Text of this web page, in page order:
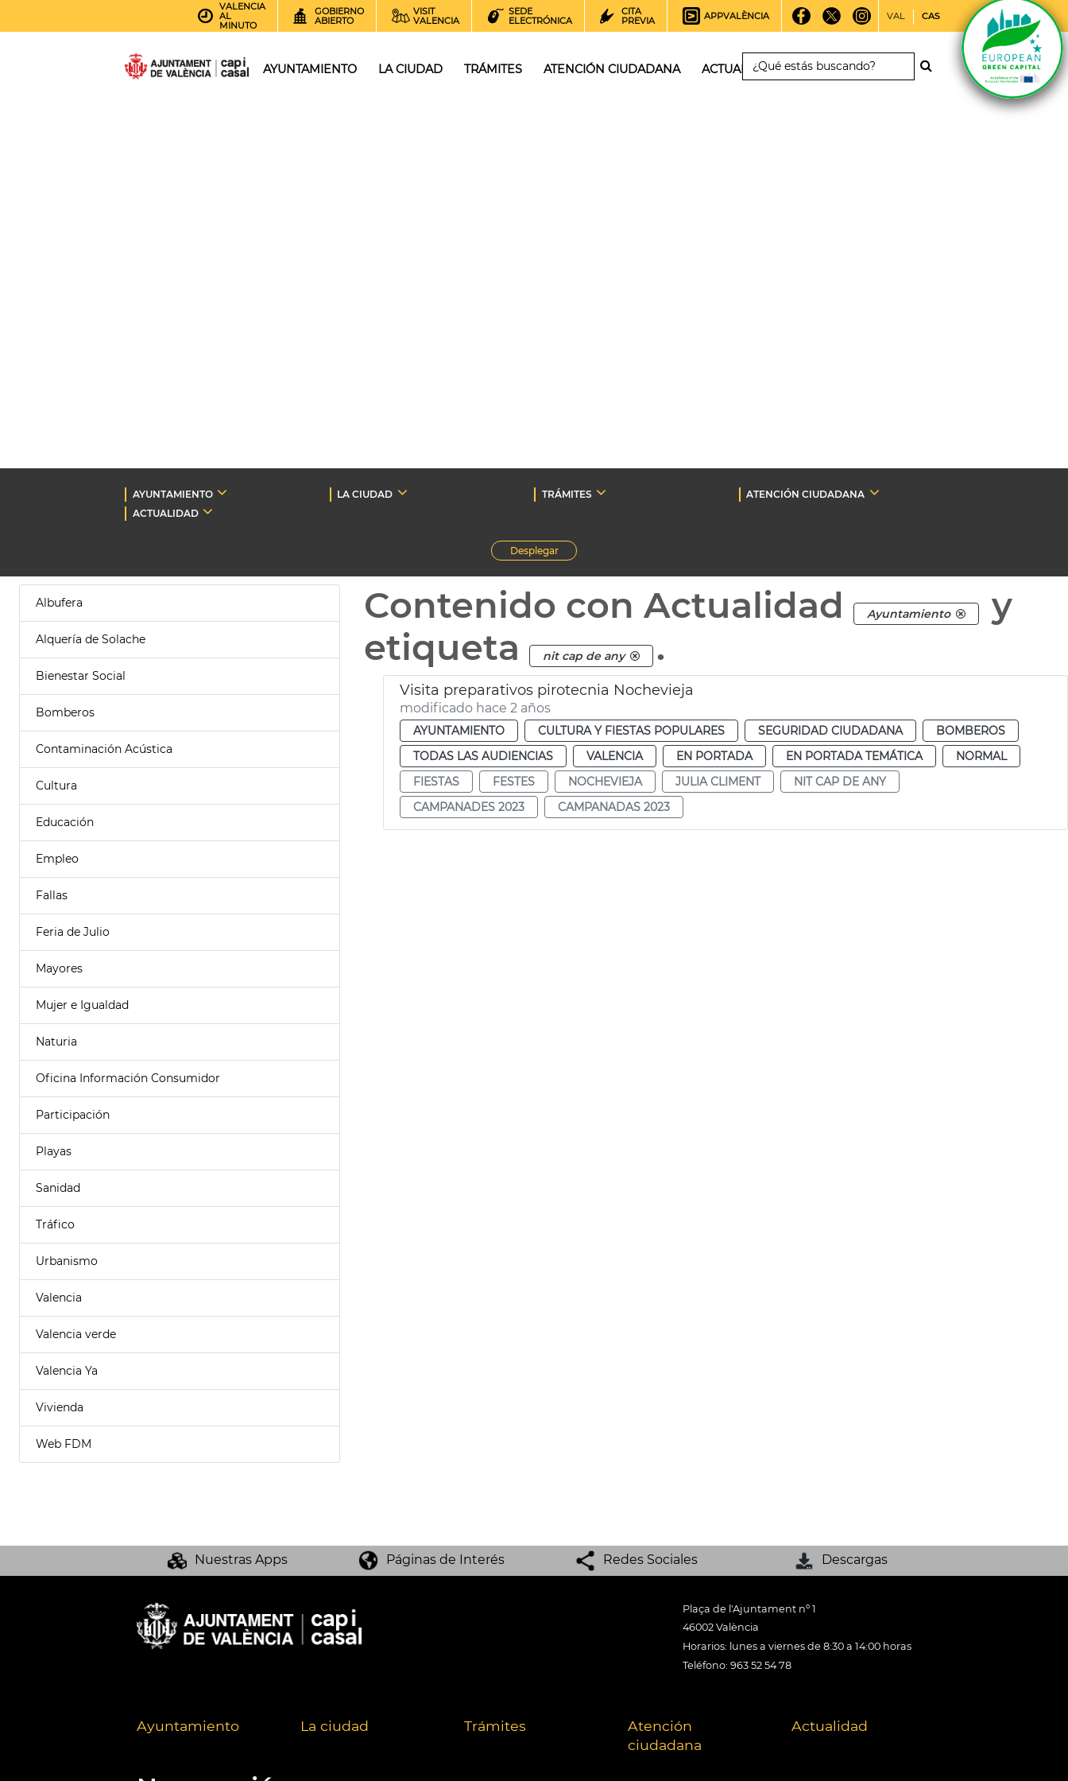
VALENCIA
AL
MINUTO
GOBIERNO
ABIERTO
VISIT
VALENCIA
SEDE
ELECTRÓNICA
CITA
PREVIA
APPVALÈNCIA VAL CAS
AYUNTAMIENTO LA CIUDAD TRÁMITES ATENCIÓN CIUDADANA ACTUALIDAD
AYUNTAMIENTO LA CIUDAD TRÁMITES
ATENCIÓN CIUDADANA
ACTUALIDAD
Desplegar
Albufera
Alquería de Solache
Bienestar Social
Bomberos
Contaminación Acústica
Cultura
Educación
Empleo
Fallas
Feria de Julio
Mayores
Mujer e Igualdad
Naturia
Oficina Información Consumidor
Participación
Playas
Sanidad
Tráfico
Urbanismo
Valencia
Valencia verde
Valencia Ya
Vivienda
Web FDM
Contenido con Actualidad Ayuntamiento
y
etiqueta
nit cap de any .
Visita preparativos pirotecnia Nochevieja
modificado hace 2 años
AYUNTAMIENTO CULTURA Y FIESTAS POPULARES SEGURIDAD CIUDADANA
BOMBEROS
TODAS LAS AUDIENCIAS
VALENCIA EN PORTADA EN PORTADA TEMÁTICA
NORMAL
FIESTAS
FESTES NOCHEVIEJA JULIA CLIMENT
NIT CAP DE ANY
CAMPANADES 2023
CAMPANADAS 2023
Nuestras Apps Páginas de Interés Redes Sociales Descargas
Plaça de l'Ajuntament nº 1
46002 València
Horarios: lunes a viernes de 8:30 a 14:00 horas
Teléfono: 963 52 54 78
Ayuntamiento La ciudad Trámites
Atención
ciudadana
Actualidad